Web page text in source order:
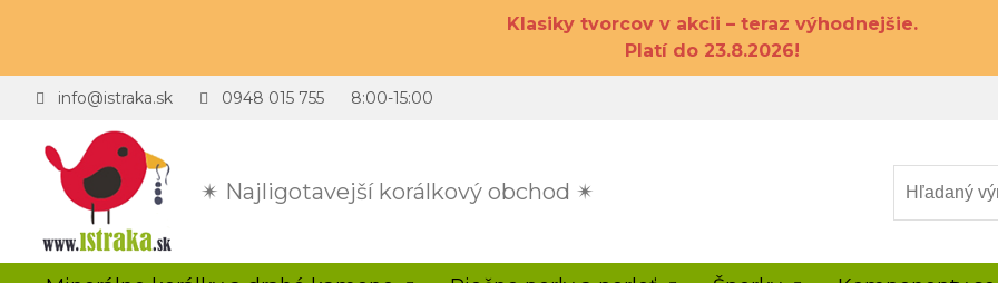
Klasiky tvorcov v akcii – teraz výhodnejšie.
Platí do 23.8.2026!
✴ Najligotavejší korálkový obchod ✴
info@istraka.sk 0948 015 755 8:00-15:00